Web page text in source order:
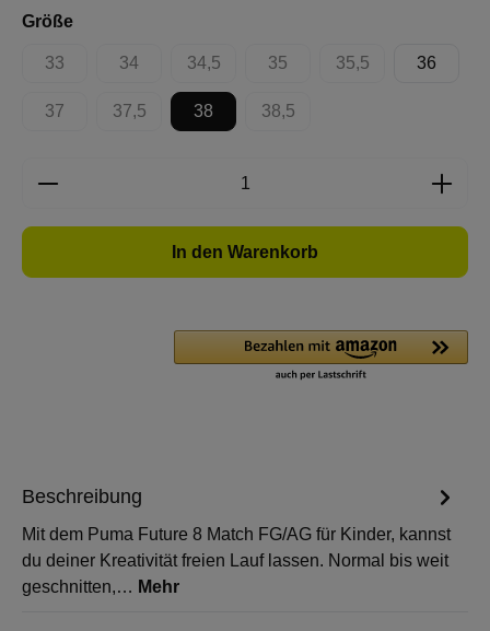
Größeauswählen
33
(Diese Option ist zurzeit nicht verfügbar.)
34
(Diese Option ist zurzeit nicht verfügbar.)
34,5
(Diese Option ist zurzeit nicht verfügbar.)
35
(Diese Option ist zurzeit nicht
35,5
(Diese Option ist
36
37
(Diese Option ist zurzeit nicht verfügbar.)
37,5
(Diese Option ist zurzeit nicht verfügbar.)
38 38,5
(Diese Option ist zurzeit nicht
Produkt Anzahl: Gib den gewünschten
In den Warenkorb
Beschreibung
Mit dem Puma Future 8 Match FG/AG für Kinder, kannst
du deiner Kreativität freien Lauf lassen. Normal bis weit
geschnitten,… Mehr